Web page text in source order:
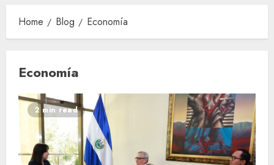
Home Blog Economía
Economía
2 min read